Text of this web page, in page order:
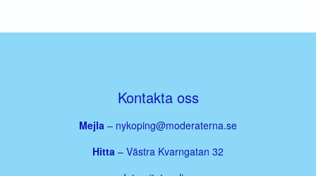
Kontakta oss
Mejla – nykoping@moderaterna.se
Hitta – Västra Kvarngatan 32